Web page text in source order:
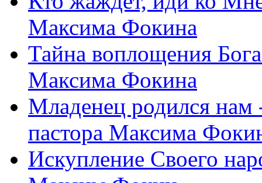
Максима Фокина
Тайна воплощения
Максима Фокина
Младенец родился
пастора Максима
Искупление Своего